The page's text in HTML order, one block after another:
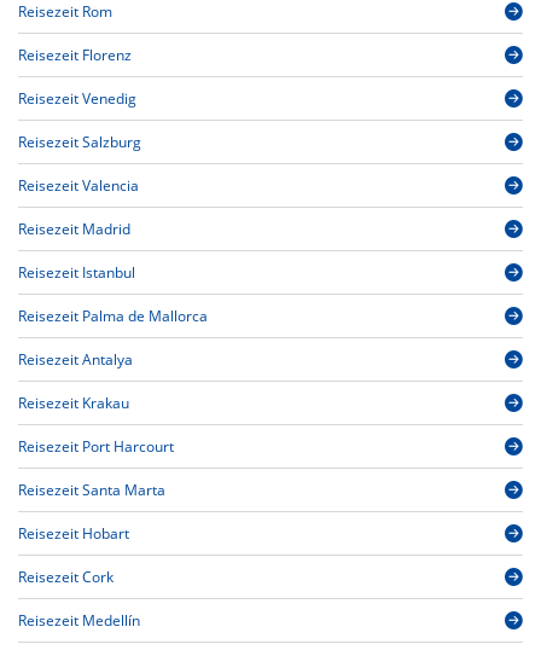
Reisezeit Rom
Reisezeit Florenz
Reisezeit Venedig
Reisezeit Salzburg
Reisezeit Valencia
Reisezeit Madrid
Reisezeit Istanbul
Reisezeit Palma de Mallorca
Reisezeit Antalya
Reisezeit Krakau
Reisezeit Port Harcourt
Reisezeit Santa Marta
Reisezeit Hobart
Reisezeit Cork
Reisezeit Medellín